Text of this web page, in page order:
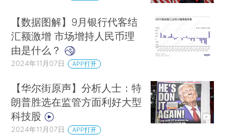
过，Meta可能是一个例外……来听更多内容
【大市热点】
业界呼吁加快推进化解存量PPP项目风险
地方隐性债务的重要风险因素之一，PPP项目在近
期再次受到关注。一项业界联合调研显示，存量
PPP项目遭遇地方政府支付能力坍塌、PPP政策急
转调整和金融机构因规避政策风险而“抽贷”“断贷”的
【数据图解】9月银行代客结
汇额激增 市场增持人民币理
由是什么？
2024年11月07日 APP打开
【华尔街原声】分析人士：特
朗普胜选在监管方面利好大型
科技股
2024年11月07日 APP打开